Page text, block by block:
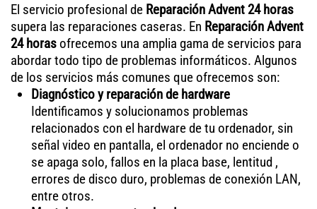
El servicio profesional de Reparación Advent 24 horas
supera las reparaciones caseras. En Reparación Advent
24 horasofrecemos una amplia gama de servicios para
abordar todo tipo de problemas informáticos. Algunos
de los servicios más comunes que ofrecemos son:
Diagnóstico y reparación de hardware
Identificamos y solucionamos problemas
relacionados con el hardware de tu ordenador, sin
señal video en pantalla, el ordenador no enciende o
se apaga solo, fallos en la placa base, lentitud ,
errores de disco duro, problemas de conexión LAN,
entre otros.